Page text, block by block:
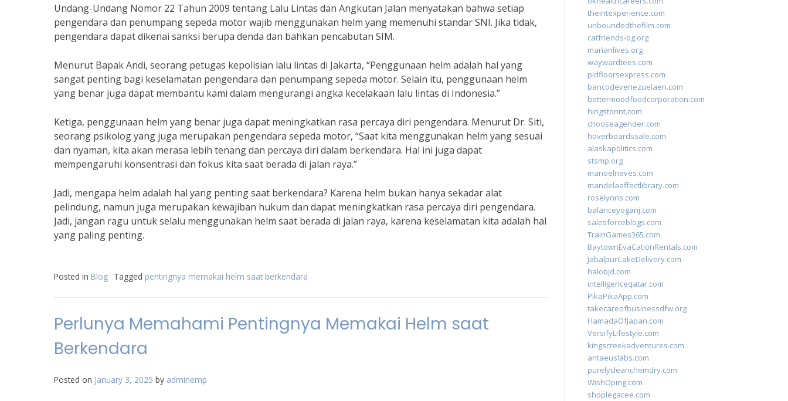
Undang-Undang Nomor 22 Tahun 2009 tentang Lalu Lintas dan Angkutan Jalan menyatakan bahwa setiap
pengendara dan penumpang sepeda motor wajib menggunakan helm yang memenuhi standar SNI. Jika tidak,
pengendara dapat dikenai sanksi berupa denda dan bahkan pencabutan SIM.
Menurut Bapak Andi, seorang petugas kepolisian lalu lintas di Jakarta, “Penggunaan helm adalah hal yang
sangat penting bagi keselamatan pengendara dan penumpang sepeda motor. Selain itu, penggunaan helm
yang benar juga dapat membantu kami dalam mengurangi angka kecelakaan lalu lintas di Indonesia.”
Ketiga, penggunaan helm yang benar juga dapat meningkatkan rasa percaya diri pengendara. Menurut Dr. Siti,
seorang psikolog yang juga merupakan pengendara sepeda motor, “Saat kita menggunakan helm yang sesuai
dan nyaman, kita akan merasa lebih tenang dan percaya diri dalam berkendara. Hal ini juga dapat
mempengaruhi konsentrasi dan fokus kita saat berada di jalan raya.”
Jadi, mengapa helm adalah hal yang penting saat berkendara? Karena helm bukan hanya sekadar alat
pelindung, namun juga merupakan kewajiban hukum dan dapat meningkatkan rasa percaya diri pengendara.
Jadi, jangan ragu untuk selalu menggunakan helm saat berada di jalan raya, karena keselamatan kita adalah hal
yang paling penting.
Posted in Blog Tagged pentingnya memakai helm saat berkendara
Perlunya Memahami Pentingnya Memakai Helm saat
Berkendara
Posted on January 3, 2025 by adminemp
theintexperience.com
unboundedthefilm.com
catfriends-bg.org
marianlives.org
waywardtees.com
pidfloorsexpress.com
bancodevenezuelaen.com
bettermoodfoodcorporation.com
hingstonnt.com
chooseagender.com
hoverboardssale.com
alaskapolitics.com
stsmp.org
manoelneves.com
mandelaeffectlibrary.com
roselynns.com
balanceyoganj.com
salesforceblogs.com
TrainGames365.com
BaytownEvaCationRentals.com
JabalpurCakeDelivery.com
halobjd.com
intelligenceqatar.com
PikaPikaApp.com
takecareofbusinessdfw.org
HamadaOfJapan.com
VersifyLifestyle.com
kingscreekadventures.com
antaeuslabs.com
purelycleanchemdry.com
WishOping.com
shoplegacee.com